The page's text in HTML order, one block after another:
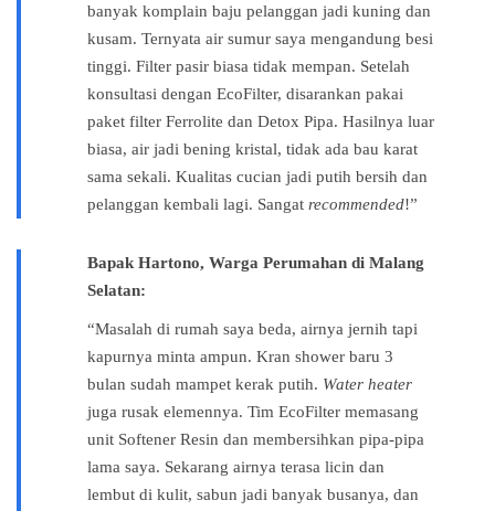
banyak komplain baju pelanggan jadi kuning dan
kusam. Ternyata air sumur saya mengandung besi
tinggi. Filter pasir biasa tidak mempan. Setelah
konsultasi dengan EcoFilter, disarankan pakai
paket filter Ferrolite dan Detox Pipa. Hasilnya luar
biasa, air jadi bening kristal, tidak ada bau karat
sama sekali. Kualitas cucian jadi putih bersih dan
pelanggan kembali lagi. Sangat recommended!”
Bapak Hartono, Warga Perumahan di Malang
Selatan:
“Masalah di rumah saya beda, airnya jernih tapi
kapurnya minta ampun. Kran shower baru 3
bulan sudah mampet kerak putih. Water heater
juga rusak elemennya. Tim EcoFilter memasang
unit Softener Resin dan membersihkan pipa-pipa
lama saya. Sekarang airnya terasa licin dan
lembut di kulit, sabun jadi banyak busanya, dan